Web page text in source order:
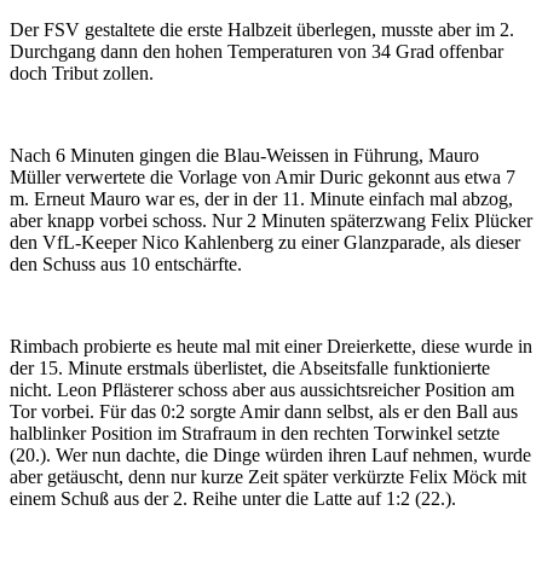
Der FSV gestaltete die erste Halbzeit überlegen, musste aber im 2.
Durchgang dann den hohen Temperaturen von 34 Grad offenbar
doch Tribut zollen.
Nach 6 Minuten gingen die Blau-Weissen in Führung, Mauro
Müller verwertete die Vorlage von Amir Duric gekonnt aus etwa 7
m. Erneut Mauro war es, der in der 11. Minute einfach mal abzog,
aber knapp vorbei schoss. Nur 2 Minuten späterzwang Felix Plücker
den VfL-Keeper Nico Kahlenberg zu einer Glanzparade, als dieser
den Schuss aus 10 entschärfte.
Rimbach probierte es heute mal mit einer Dreierkette, diese wurde in
der 15. Minute erstmals überlistet, die Abseitsfalle funktionierte
nicht. Leon Pflästerer schoss aber aus aussichtsreicher Position am
Tor vorbei. Für das 0:2 sorgte Amir dann selbst, als er den Ball aus
halblinker Position im Strafraum in den rechten Torwinkel setzte
(20.). Wer nun dachte, die Dinge würden ihren Lauf nehmen, wurde
aber getäuscht, denn nur kurze Zeit später verkürzte Felix Möck mit
einem Schuß aus der 2. Reihe unter die Latte auf 1:2 (22.).